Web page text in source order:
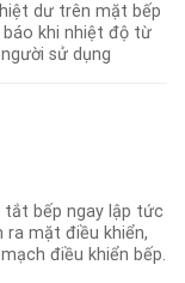
dư trên mặt bếp
báo khi nhiệt độ từ
sử dụng
tắt bếp ngay lập tức
ra mặt điều khiển,
điều khiển bếp.